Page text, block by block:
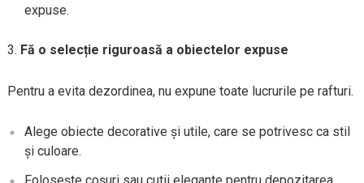
expuse.
Fă o selecție riguroasă a obiectelor expuse
Pentru a evita dezordinea, nu expune toate lucrurile pe rafturi.
Alege obiecte decorative și utile, care se potrivesc ca stil
și culoare.